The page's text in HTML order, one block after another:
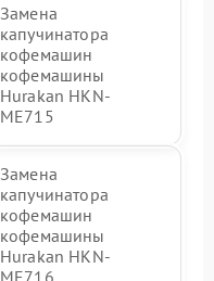
Замена
капучинатора
кофемашин
кофемашины
Hurakan HKN-
ME715
Замена
капучинатора
кофемашин
кофемашины
Hurakan HKN-
ME716